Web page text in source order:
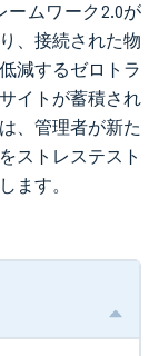
ームワーク2.0が
、接続された物
減するゼロトラ
イトが蓄積され
、管理者が新た
ストレステスト
ます。